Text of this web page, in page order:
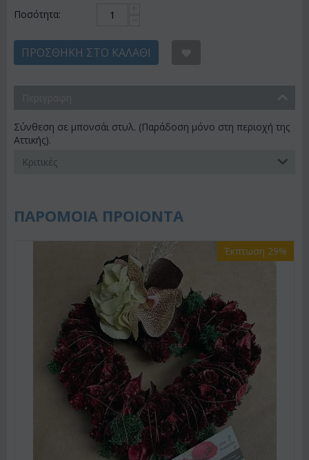
Ποσότητα:
ΠΡΟΣΘΉΚΗ ΣΤΟ ΚΑΛΆΘΙ
Σύνθεση σε μπονσάι στυλ. (Παράδοση μόνο στη περιοχή της
Αττικής).
Κριτικές
ΠΑΡΟΜΟΙΑ ΠΡΟΙΟΝΤΑ
Έκπτωση 29%